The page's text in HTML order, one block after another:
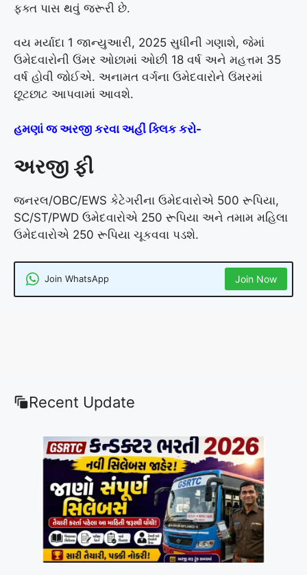
ફક્ત પાસ થવું જરૂરી છે.
વય મર્યાદા 1 જાન્યુઆરી, 2025 સુધીની ગણાશે, જેમાં
ઉમેદવારોની ઉંમર ઓછામાં ઓછી 18 વર્ષ અને મહત્તમ 35
વર્ષ હોવી જોઈએ. અનામત વર્ગના ઉમેદવારોને ઉંમરમાં
છૂટછાટ આપવામાં આવશે.
હમણાં જ અરજી કરવા અહીં ક્લિક કરો-
અરજી ફી
જનરલ/OBC/EWS કેટેગરીના ઉમેદવારોએ 500 રૂપિયા,
SC/ST/PWD ઉમેદવારોએ 250 રૂપિયા અને તમામ મહિલા
ઉમેદવારોએ 250 રૂપિયા ચૂકવવા પડશે.
Join WhatsApp Join Now
Recent Update